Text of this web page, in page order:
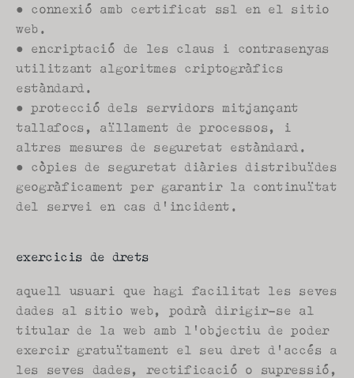
● connexió amb certificat ssl en el sitio
web.
● encriptació de les claus i contrasenyas
utilitzant algoritmes criptogràfics
estàndard.
● protecció dels servidors mitjançant
tallafocs, aïllament de processos, i
altres mesures de seguretat estàndard.
● còpies de seguretat diàries distribuïdes
geogràficament per garantir la continuïtat
del servei en cas d'incident.
exercicis de drets
aquell usuari que hagi facilitat les seves
dades al sitio web, podrà dirigir-se al
titular de la web amb l'objectiu de poder
exercir gratuïtament el seu dret d'accés a
les seves dades, rectificació o supressió,